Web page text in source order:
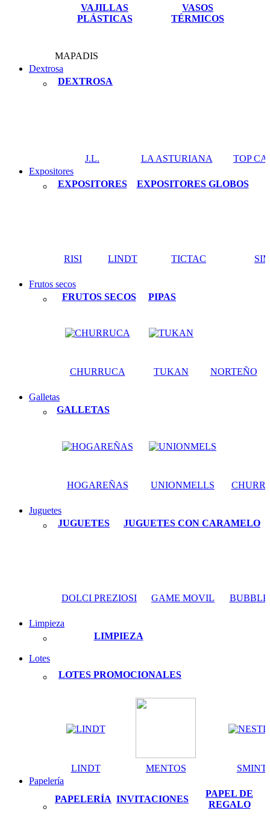
VAJILLAS
PLÁSTICAS
VASOS
TÉRMICOS
MAPADIS
Dextrosa
DEXTROSA
J.L. LA ASTURIANA
TOP
Expositores
EXPOSITORES
EXPOSITORES GLOBOS
RISI LINDT TICTAC
Frutos secos
FRUTOS SECOS
PIPAS
CHURRUCA TUKAN NORTEÑO
Galletas
GALLETAS
HOGAREÑAS UNIONMELLS
Juguetes
JUGUETES
JUGUETES CON CARAMELO
DOLCI PREZIOSI GAME MOVIL
Limpieza
LIMPIEZA
Lotes
LOTES PROMOCIONALES
LINDT MENTOS
SMINT
Papelería
PAPELERÍA INVITACIONES
PAPEL DE
REGALO